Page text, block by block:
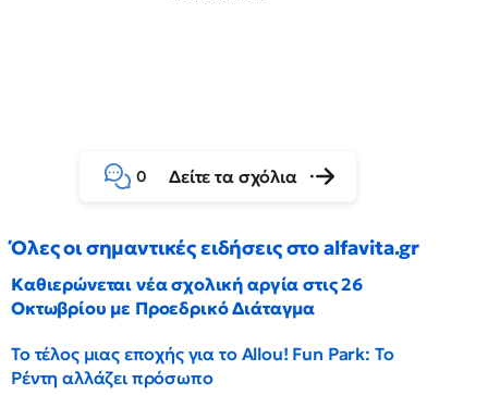
0 Δείτε τα σχόλια
Όλες οι σημαντικές ειδήσεις στο alfavita.gr
Καθιερώνεται νέα σχολική αργία στις 26
Οκτωβρίου με Προεδρικό Διάταγμα
Το τέλος μιας εποχής για το Allou! Fun Park: Το
Ρέντη αλλάζει πρόσωπο